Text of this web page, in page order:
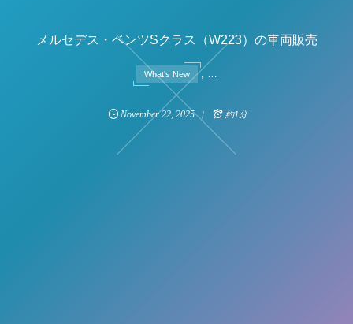
メルセデス・ベンツSクラス（W223）の車両販売
What's New , …
November 22,2025 約1分